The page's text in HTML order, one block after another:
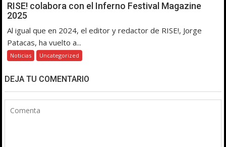
RISE! colabora con el Inferno Festival Magazine
2025
Al igual que en 2024, el editor y redactor de RISE!, Jorge
Patacas, ha vuelto a...
Noticias Uncategorized
DEJA TU COMENTARIO